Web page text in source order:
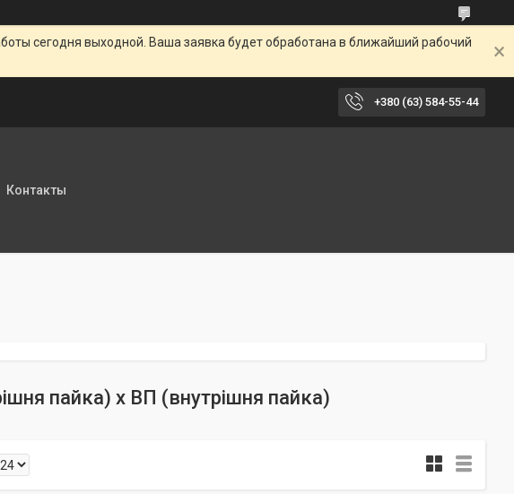
сегодня выходной. Ваша заявка будет обработана в ближайший рабочий
+380 (63) 584-55-44
Контакты
пайка) х ВП (внутрішня пайка)